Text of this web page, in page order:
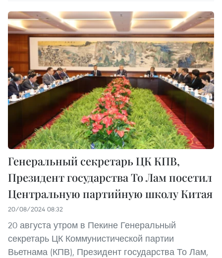
Генеральный секретарь ЦК КПВ,
Президент государства То Лам посетил
Центральную партийную школу Китая
20/08/2024 08:32
20 августа утром в Пекине Генеральный
секретарь ЦК Коммунистической партии
Вьетнама (КПВ), Президент государства То Лам,